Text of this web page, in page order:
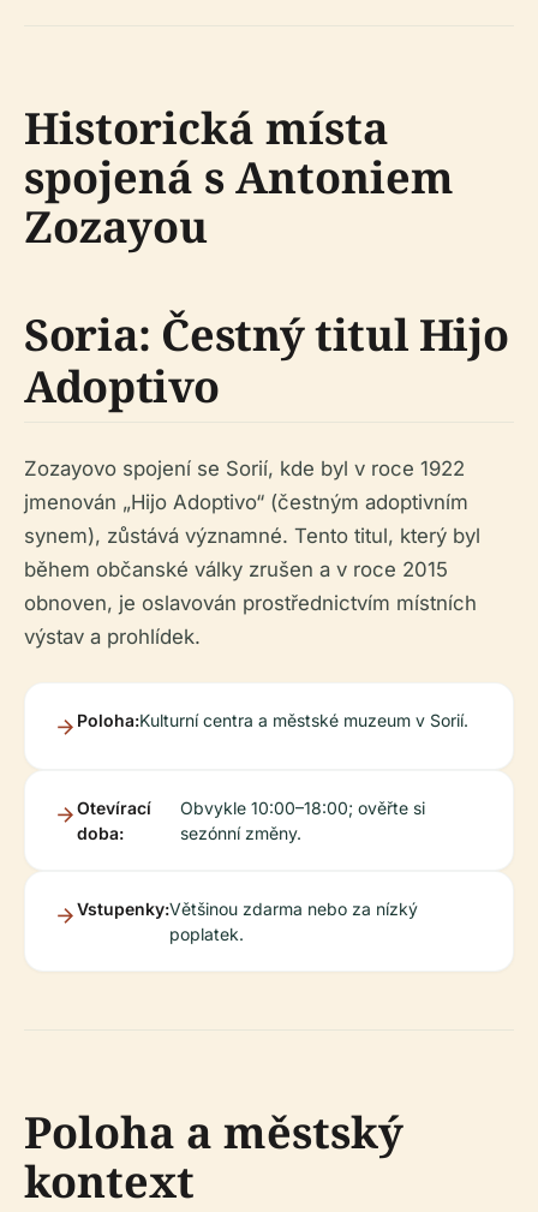
Historická místa
spojená s Antoniem
Zozayou
Soria: Čestný titul Hijo
Adoptivo
Zozayovo spojení se Sorií, kde byl v roce 1922
jmenován „Hijo Adoptivo“ (čestným adoptivním
synem), zůstává významné. Tento titul, který byl
během občanské války zrušen a v roce 2015
obnoven, je oslavován prostřednictvím místních
výstav a prohlídek.
Poloha:Kulturní centra a městské muzeum v Sorií.
Otevírací
doba:
Obvykle 10:00–18:00; ověřte si
sezónní změny.
Vstupenky:Většinou zdarma nebo za nízký
poplatek.
Poloha a městský
kontext